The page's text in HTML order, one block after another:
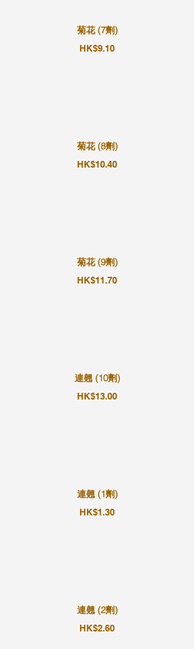
菊花 (7劑)
HK$9.10
菊花 (8劑)
HK$10.40
菊花 (9劑)
HK$11.70
連翹 (10劑)
HK$13.00
連翹 (1劑)
HK$1.30
連翹 (2劑)
HK$2.60